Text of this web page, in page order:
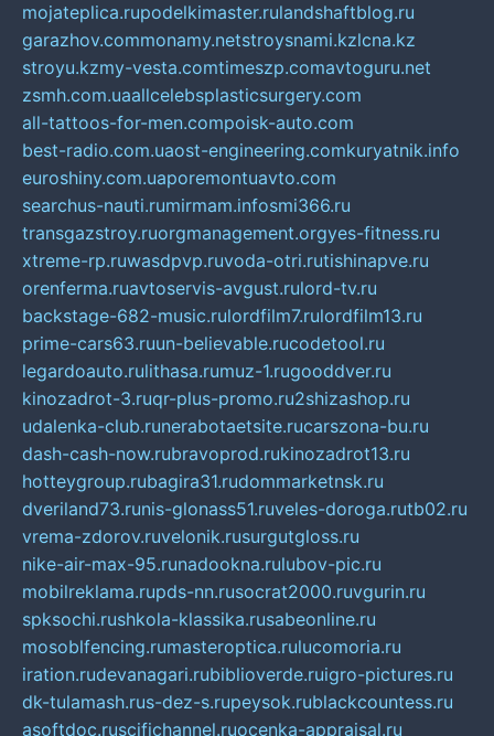
mojateplica.rupodelkimaster.rulandshaftblog.ru
garazhov.commonamy.netstroysnami.kzlcna.kz
stroyu.kzmy-vesta.comtimeszp.comavtoguru.net
zsmh.com.uaallcelebsplasticsurgery.com
all-tattoos-for-men.compoisk-auto.com
best-radio.com.uaost-engineering.comkuryatnik.info
euroshiny.com.uaporemontuavto.com
searchus-nauti.rumirmam.infosmi366.ru
transgazstroy.ruorgmanagement.orgyes-fitness.ru
xtreme-rp.ruwasdpvp.ruvoda-otri.rutishinapve.ru
orenferma.ruavtoservis-avgust.rulord-tv.ru
backstage-682-music.rulordfilm7.rulordfilm13.ru
prime-cars63.ruun-believable.rucodetool.ru
legardoauto.rulithasa.rumuz-1.rugooddver.ru
kinozadrot-3.ruqr-plus-promo.ru2shizashop.ru
udalenka-club.runerabotaetsite.rucarszona-bu.ru
dash-cash-now.rubravoprod.rukinozadrot13.ru
hotteygroup.rubagira31.rudommarketnsk.ru
dveriland73.runis-glonass51.ruveles-doroga.rutb02.ru
vrema-zdorov.ruvelonik.rusurgutgloss.ru
nike-air-max-95.runadookna.rulubov-pic.ru
mobilreklama.rupds-nn.rusocrat2000.ruvgurin.ru
spksochi.rushkola-klassika.rusabeonline.ru
mosoblfencing.rumasteroptica.rulucomoria.ru
iration.rudevanagari.rubiblioverde.ruigro-pictures.ru
dk-tulamash.rus-dez-s.rupeysok.rublackcountess.ru
asoftdoc.ruscifichannel.ruocenka-appraisal.ru